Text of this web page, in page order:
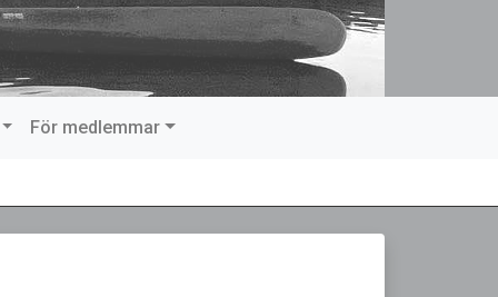
För medlemmar